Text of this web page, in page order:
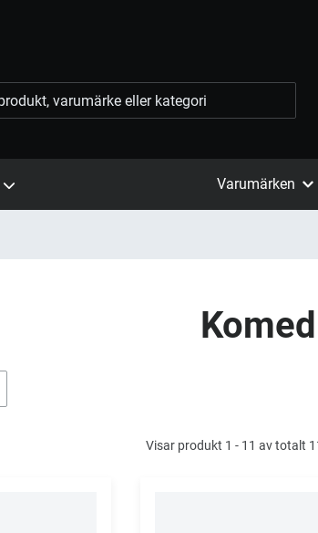
Varumärken
Visar produkt 1 - 11 av totalt